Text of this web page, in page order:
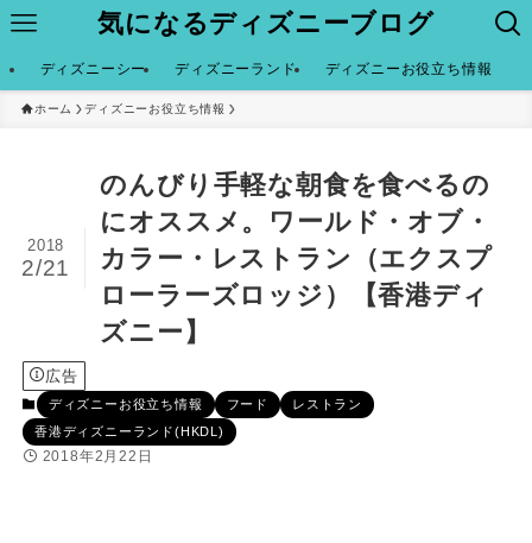
気になるディズニーブログ
ディズニーシー ディズニーランド ディズニーお役立ち情報
ホーム ディズニーお役立ち情報
のんびり手軽な朝食を食べるの
にオススメ。ワールド・オブ・
カラー・レストラン（エクスプ
ローラーズロッジ）【香港ディ
ズニー】
2018
2/21
広告
ディズニーお役立ち情報 フード
レストラン
香港ディズニーランド(HKDL)
2018年2月22日